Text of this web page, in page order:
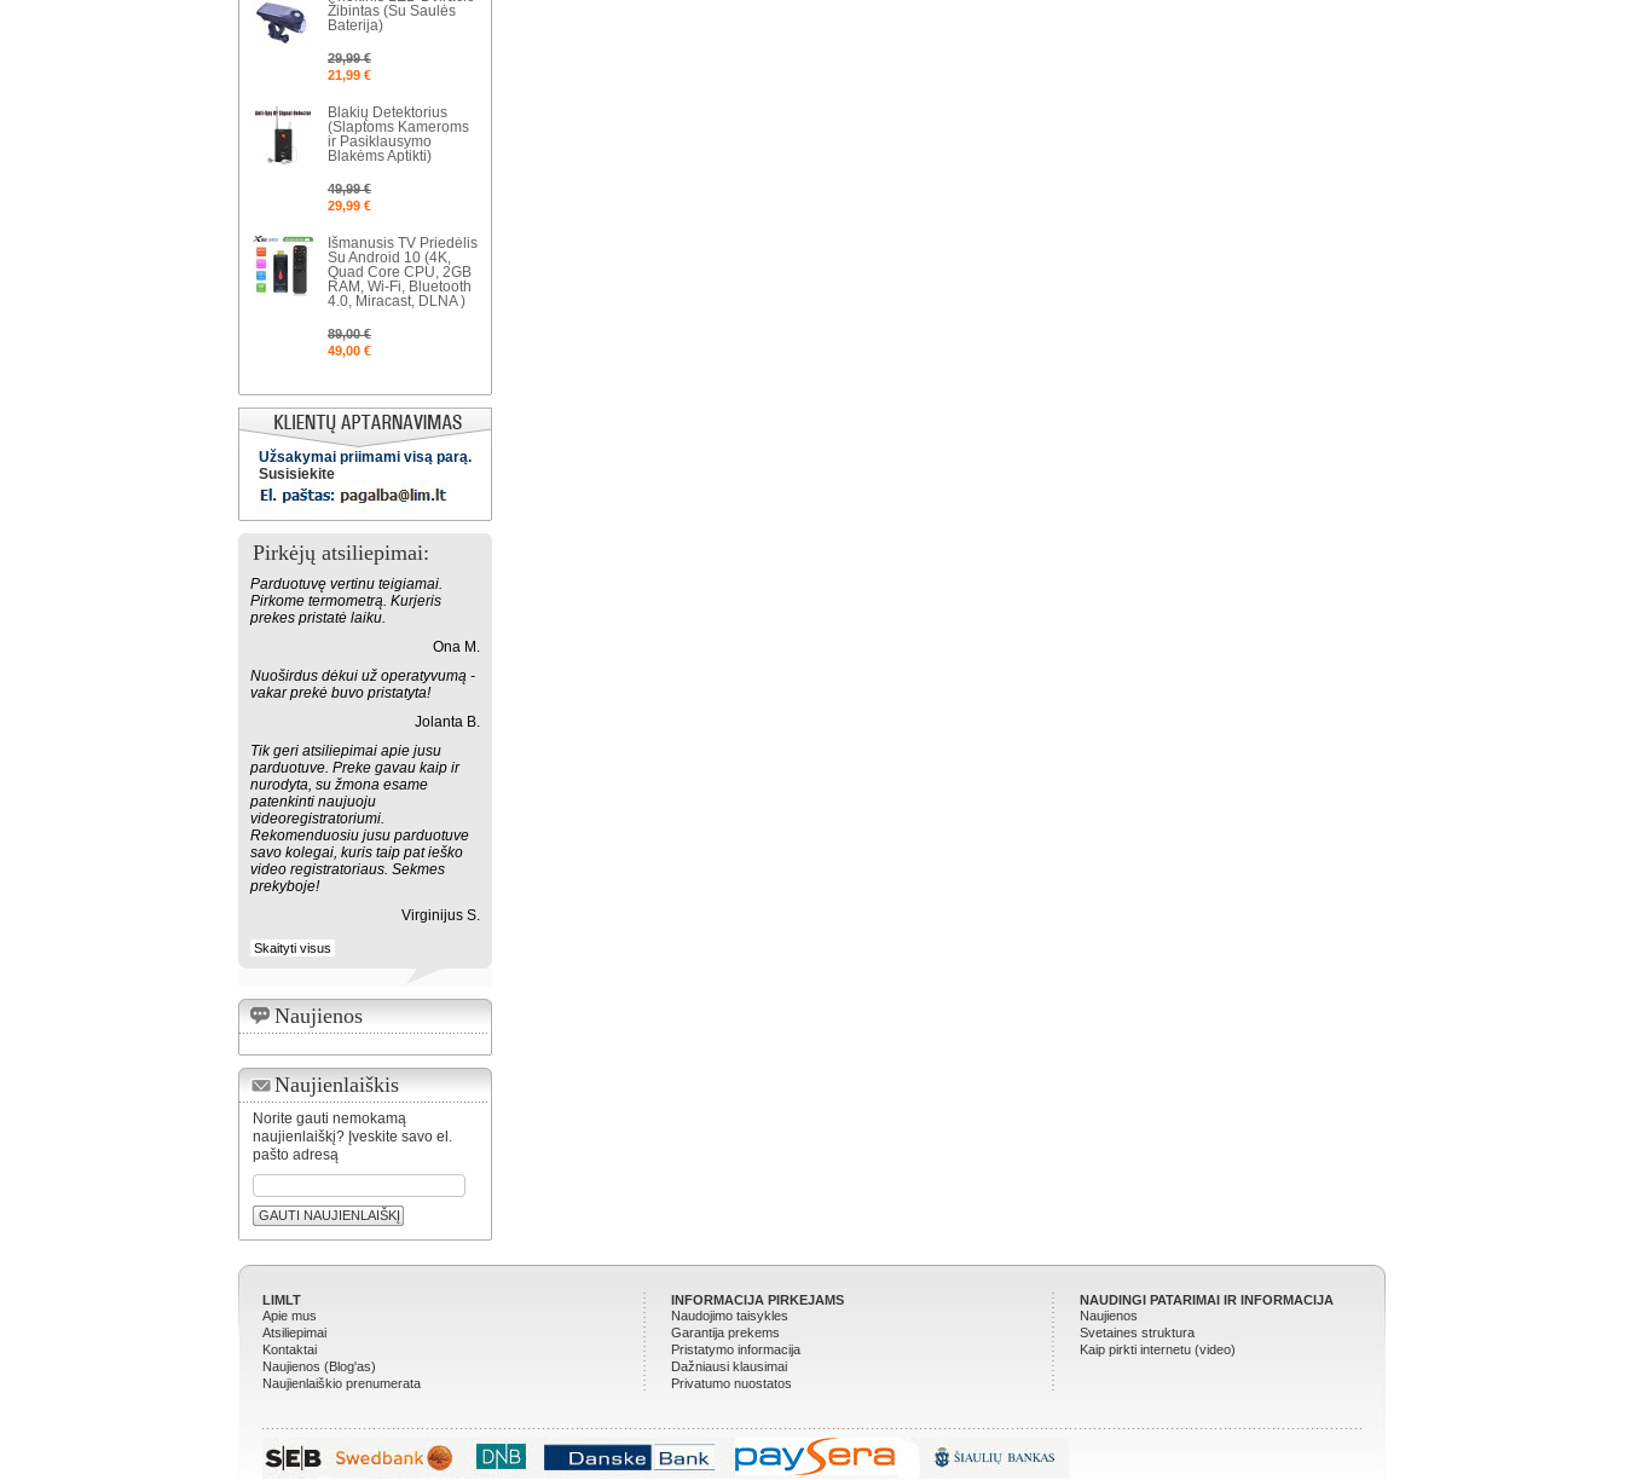
Žibintas (Su Saulės
Baterija)
29,99 €
21,99 €
Blakių Detektorius
(Slaptoms Kameroms
ir Pasiklausymo
Blakėms Aptikti)
49,99 €
29,99 €
Išmanusis TV Priedėlis
Su Android 10 (4K,
Quad Core CPU, 2GB
RAM, Wi-Fi, Bluetooth
4.0, Miracast, DLNA )
89,00 €
49,00 €
Užsakymai priimami visą parą.
Susisiekite
Pirkėjų atsiliepimai:
Parduotuvę vertinu teigiamai.
Pirkome termometrą. Kurjeris
prekes pristatė laiku.
Ona M.
Nuoširdus dėkui už operatyvumą -
vakar prekė buvo pristatyta!
Jolanta B.
Tik geri atsiliepimai apie jusu
parduotuve. Preke gavau kaip ir
nurodyta, su žmona esame
patenkinti naujuoju
videoregistratoriumi.
Rekomenduosiu jusu parduotuve
savo kolegai, kuris taip pat ieško
video registratoriaus. Sekmes
prekyboje!
Virginijus S.
Skaityti visus
Naujienos
Naujienlaiškis
Norite gauti nemokamą
naujienlaiškį? Įveskite savo el.
pašto adresą
GAUTI NAUJIENLAIŠKĮ
LIMLT
Apie mus
Atsiliepimai
Kontaktai
Naujienos (Blog'as)
Naujienlaiškio prenumerata
INFORMACIJA PIRKEJAMS
Naudojimo taisykles
Garantija prekems
Pristatymo informacija
Dažniausi klausimai
Privatumo nuostatos
NAUDINGI PATARIMAI IR INFORMACIJA
Naujienos
Svetaines struktura
Kaip pirkti internetu (video)